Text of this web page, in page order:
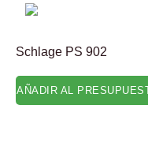
Schlage PS 902
AÑADIR AL